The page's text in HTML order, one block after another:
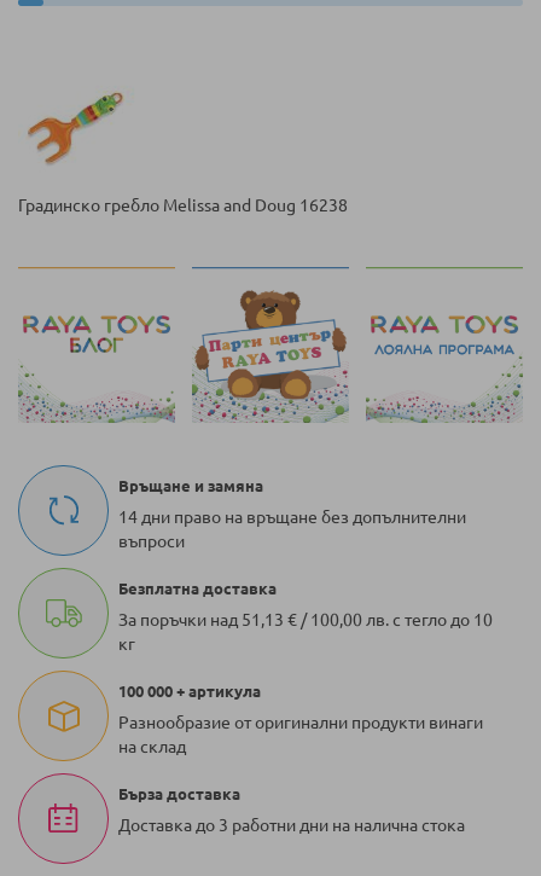
Градинско гребло Melissa and Doug 16238
Връщане и замяна
14 дни право на връщане без допълнителни
въпроси
Безплатна доставка
За поръчки над 51,13 € / 100,00 лв. с тегло до 10
кг
100 000 + артикула
Разнообразие от оригинални продукти винаги
на склад
Бърза доставка
Доставка до 3 работни дни на налична стока